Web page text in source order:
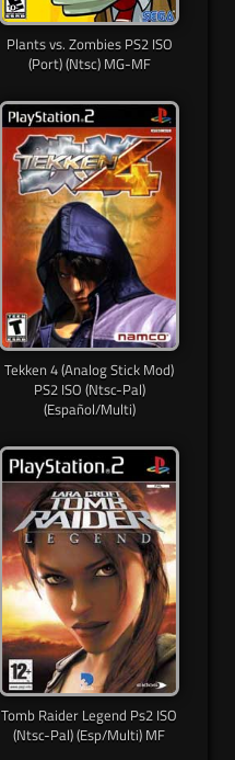
Plants vs. Zombies PS2 ISO
(Port) (Ntsc) MG-MF
Tekken 4 (Analog Stick Mod)
PS2 ISO (Ntsc-Pal)
(Español/Multi)
Tomb Raider Legend Ps2 ISO
(Ntsc-Pal) (Esp/Multi) MF